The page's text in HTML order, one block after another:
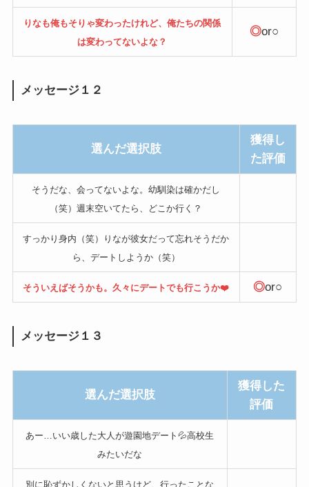
りなも俺もそりゃ変わったけれど、俺たちの関係
は変わってないよな？
◎or○
メッセージ１２
選んだ選択肢
獲得し
た評価
そうだな、会ってないよな。幼馴染は確かだし
（笑）週末空いてたら、どこか行く？
すっかり身内（笑）りなが彼女だって忘れそうだか
ら、デートしようか（笑）
そういえばそうかも。久々にデートでも行こうか❤️ ◎or○
メッセージ１３
選んだ選択肢
獲得した
評価
あー…いい歳した大人が遊園地デート💦高校生
みたいだな
別に恥ずかしくないと思うけど、行ったことな